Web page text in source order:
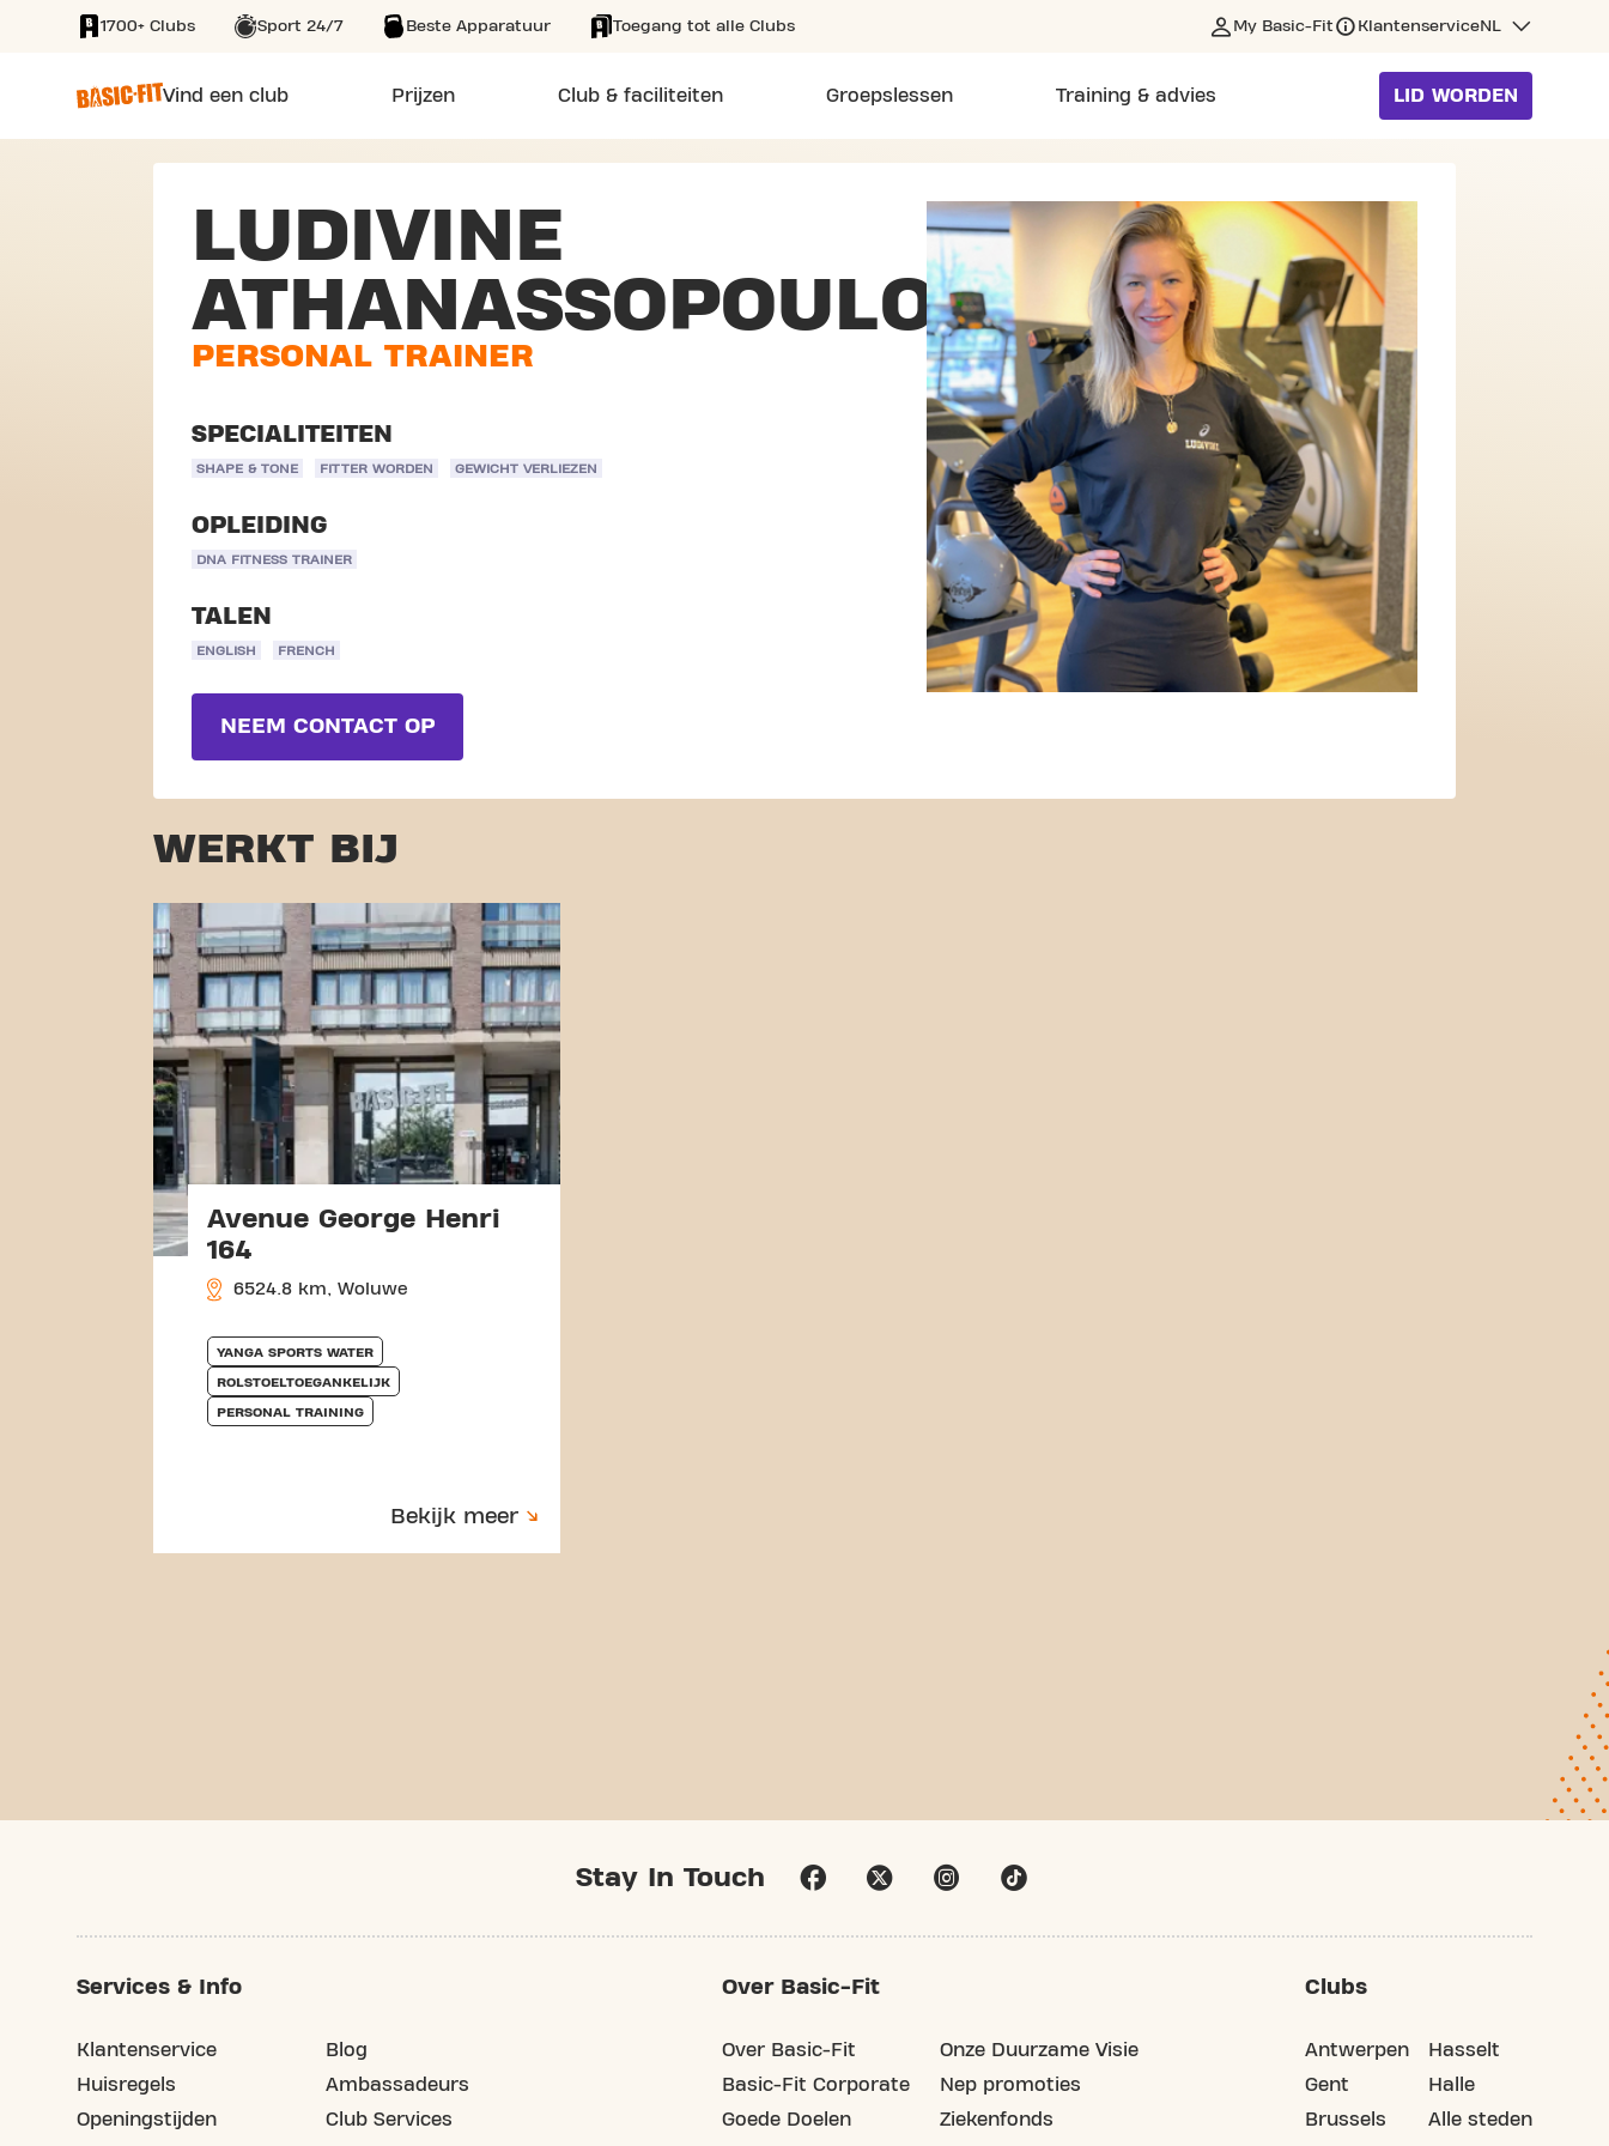
SKIP TO MAIN CONTENT
1700+ Clubs Sport 24/7 Beste Apparatuur Toegang tot alle Clubs My Basic-Fit KlantenserviceNL
Vind een club Prijzen Club & faciliteiten Groepslessen Training & advies LID WORDEN
LUDIVINE
ATHANASSOPOULOS
PERSONAL TRAINER
SPECIALITEITEN
SHAPE & TONE FITTER WORDEN GEWICHT VERLIEZEN
OPLEIDING
DNA FITNESS TRAINER
TALEN
ENGLISH FRENCH
NEEM CONTACT OP
WERKT BIJ
Avenue George Henri
164
6524.8 km, Woluwe
YANGA SPORTS WATER
ROLSTOELTOEGANKELIJK
PERSONAL TRAINING
Bekijk meer
Stay In Touch
Services & Info
Klantenservice
Huisregels
Openingstijden
Blog
Ambassadeurs
Club Services
Over Basic-Fit
Over Basic-Fit
Basic-Fit Corporate
Goede Doelen
Onze Duurzame Visie
Nep promoties
Ziekenfonds
Clubs
Antwerpen
Gent
Brussels
Hasselt
Halle
Alle steden